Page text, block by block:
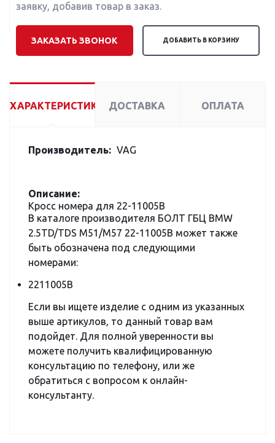
заявку, добавив товар в заказ.
ЗАКАЗАТЬ ЗВОНОК ДОБАВИТЬ В КОРЗИНУ
ХАРАКТЕРИСТИКИ ДОСТАВКА ОПЛАТА
Производитель: VAG
Описание:
Кросс номера для 22-11005B
В каталоге производителя БОЛТ ГБЦ BMW
2.5TD/TDS M51/M57 22-11005B может также
быть обозначена под следующими
номерами:
2211005B
Если вы ищете изделие с одним из указанных
выше артикулов, то данный товар вам
подойдет. Для полной уверенности вы
можете получить квалифицированную
консультацию по телефону, или же
обратиться с вопросом к онлайн-
консультанту.